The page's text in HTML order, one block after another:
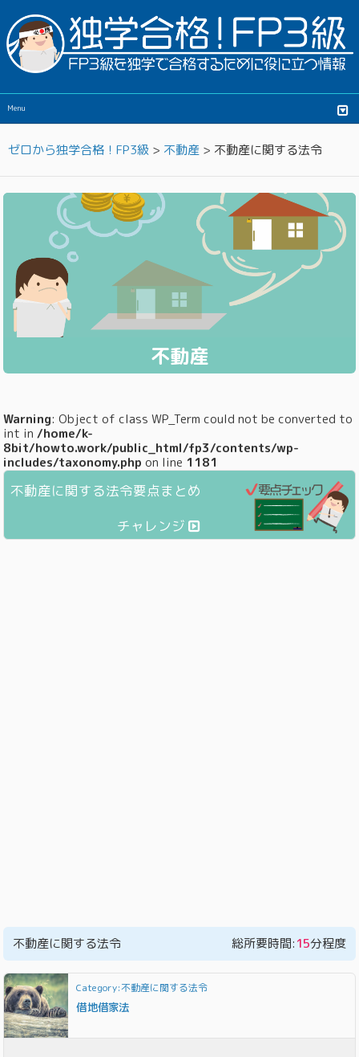
Menu
ゼロから独学合格！FP3級 > 不動産 > 不動産に関する法令
不動産
Warning: Object of class WP_Term could not be converted to
int in/home/k-
8bit/howto.work/public_html/fp3/contents/wp-
includes/taxonomy.php on line 1181
不動産に関する法令要点まとめ
不動産に関する法令 総所要時間:15分程度
Category:不動産に関する法令
借地借家法